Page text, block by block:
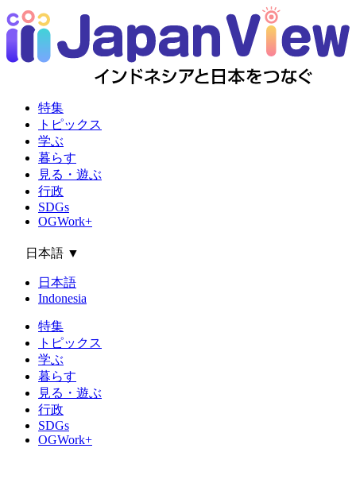
特集
トピックス
学ぶ
暮らす
見る・遊ぶ
行政
SDGs
OGWork+
日本語 ▼
日本語
Indonesia
特集
トピックス
学ぶ
暮らす
見る・遊ぶ
行政
SDGs
OGWork+